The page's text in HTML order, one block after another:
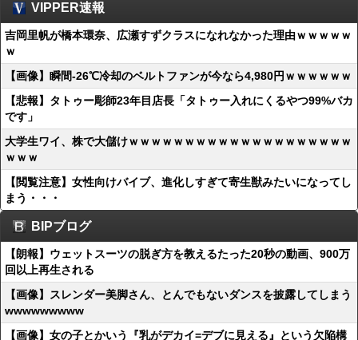
VIPPER速報
吉岡里帆が橋本環奈、広瀬すずクラスになれなかった理由ｗｗｗｗｗ
ｗ
【画像】瞬間-26℃冷却のベルトファンが今なら4,980円ｗｗｗｗｗｗ
【悲報】タトゥー彫師23年目店長「タトゥー入れにくるやつ99%バカ
です」
大学生ワイ、株で大儲けｗｗｗｗｗｗｗｗｗｗｗｗｗｗｗｗｗｗｗｗ
ｗｗｗ
【閲覧注意】女性向けバイブ、進化しすぎて寄生獣みたいになってし
まう・・・
BIPブログ
【朗報】ウェットスーツの脱ぎ方を教えるたった20秒の動画、900万
回以上再生される
【画像】スレンダー美脚さん、とんでもないダンスを披露してしまう
wwwwwwwww
【画像】女の子とかいう『乳がデカイ=デブに見える』という欠陥構